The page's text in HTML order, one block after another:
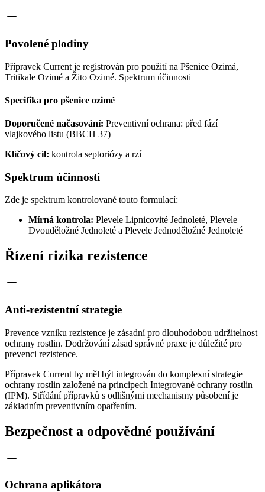
Povolené plodiny
Přípravek Current je registrován pro použití na Pšenice Ozimá,
Tritikale Ozimé a Žito Ozimé. Spektrum účinnosti
Specifika pro pšenice ozimé
Doporučené načasování: Preventivní ochrana: před fází
vlajkového listu (BBCH 37)
Klíčový cíl: kontrola septoriózy a rzí
Spektrum účinnosti
Zde je spektrum kontrolované touto formulací:
Mírná kontrola: Plevele Lipnicovité Jednoleté, Plevele
Dvouděložné Jednoleté a Plevele Jednoděložné Jednoleté
Řízení rizika rezistence
Anti-rezistentní strategie
Prevence vzniku rezistence je zásadní pro dlouhodobou udržitelnost
ochrany rostlin. Dodržování zásad správné praxe je důležité pro
prevenci rezistence.
Přípravek Current by měl být integrován do komplexní strategie
ochrany rostlin založené na principech Integrované ochrany rostlin
(IPM). Střídání přípravků s odlišnými mechanismy působení je
základním preventivním opatřením.
Bezpečnost a odpovědné používání
Ochrana aplikátora